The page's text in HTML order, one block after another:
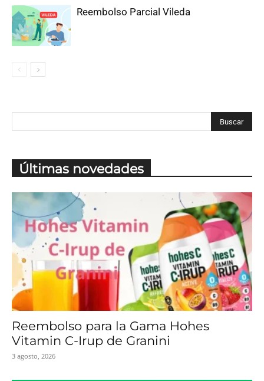
Reembolso Parcial Vileda
Últimas novedades
Reembolso para la Gama Hohes
Vitamin C-Irup de Granini
3 agosto, 2026